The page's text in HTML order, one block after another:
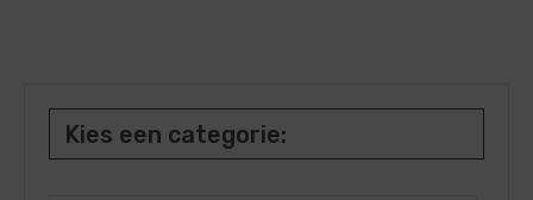
Kies een categorie: